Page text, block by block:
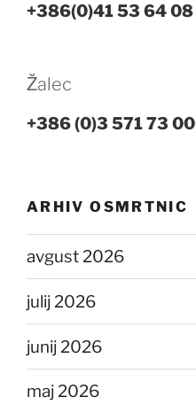
+386(0)41 53 64 08
Žalec
+386 (0)3 571 73 00
ARHIV OSMRTNIC
avgust 2026
julij 2026
junij 2026
maj 2026